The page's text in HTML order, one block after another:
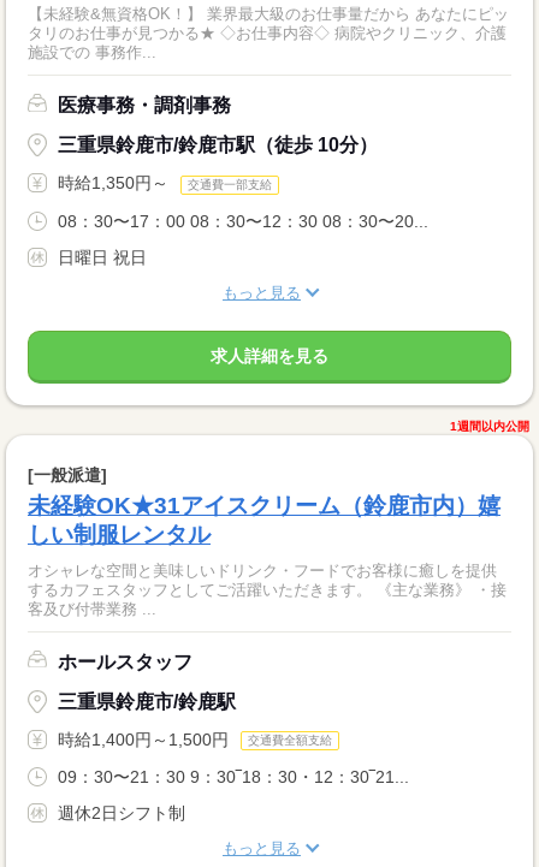
【未経験&無資格OK！】 業界最大級のお仕事量だから あなたにピッ
タリのお仕事が見つかる★ ◇お仕事内容◇ 病院やクリニック、介護
施設での 事務作...
医療事務・調剤事務
三重県鈴鹿市/鈴鹿市駅（徒歩 10分）
時給1,350円～ 交通費一部支給
08：30〜17：00 08：30〜12：30 08：30〜20...
日曜日 祝日
もっと見る
求人詳細を見る
1週間以内公開
[一般派遣]
未経験OK★31アイスクリーム（鈴鹿市内）嬉
しい制服レンタル
オシャレな空間と美味しいドリンク・フードでお客様に癒しを提供
するカフェスタッフとしてご活躍いただきます。 《主な業務》 ・接
客及び付帯業務 ...
ホールスタッフ
三重県鈴鹿市/鈴鹿駅
時給1,400円～1,500円 交通費全額支給
09：30〜21：30 9：30‾18：30・12：30‾21...
週休2日シフト制
もっと見る